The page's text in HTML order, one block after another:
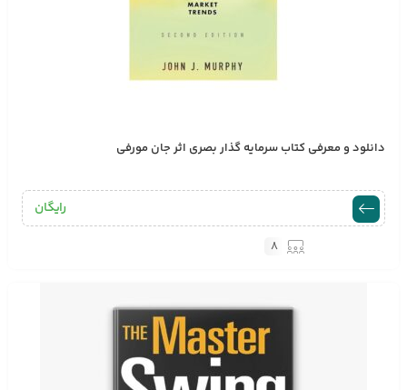
دانلود و معرفی کتاب سرمایه گذار بصری اثر جان مورفی
رایگان
8